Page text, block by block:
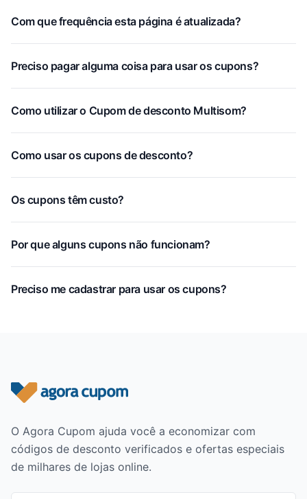
Com que frequência esta página é atualizada?
Preciso pagar alguma coisa para usar os cupons?
Como utilizar o Cupom de desconto Multisom?
Como usar os cupons de desconto?
Os cupons têm custo?
Por que alguns cupons não funcionam?
Preciso me cadastrar para usar os cupons?
Rodapé do site
O Agora Cupom ajuda você a economizar com
códigos de desconto verificados e ofertas especiais
de milhares de lojas online.